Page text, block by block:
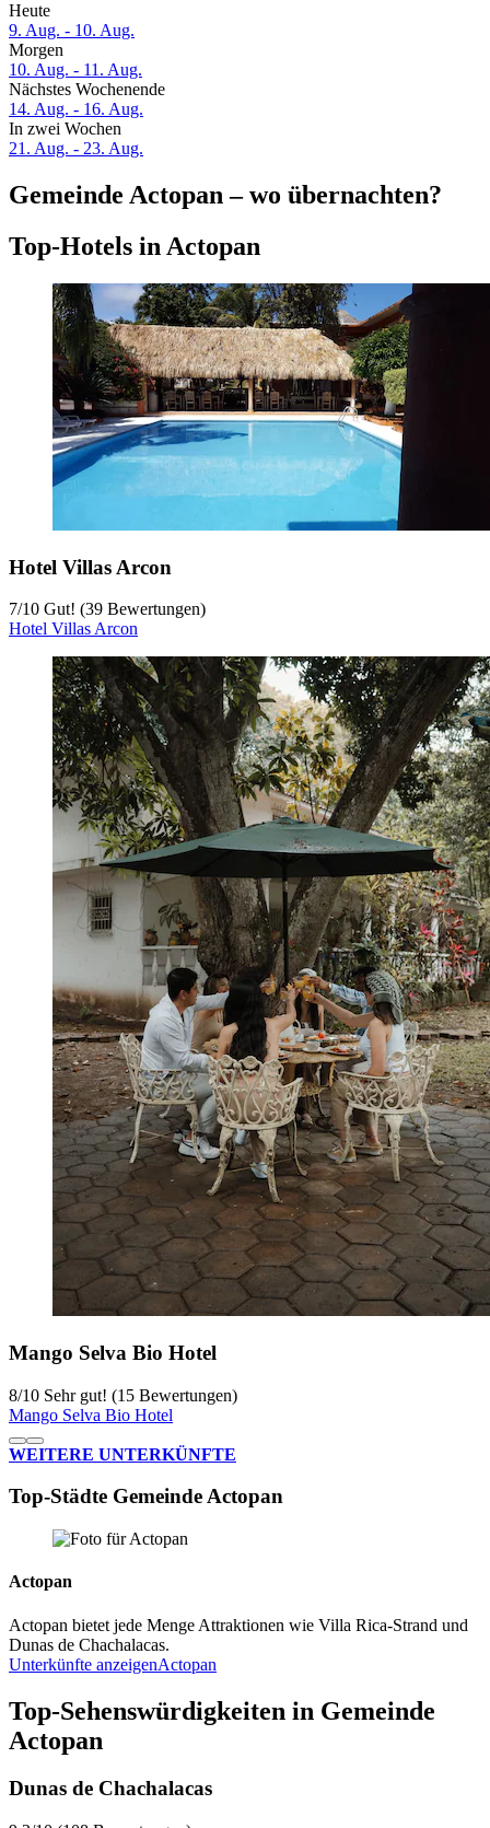
Heute
9. Aug. - 10. Aug.
Morgen
10. Aug. - 11. Aug.
Nächstes Wochenende
14. Aug. - 16. Aug.
In zwei Wochen
21. Aug. - 23. Aug.
Gemeinde Actopan – wo übernachten?
Top-Hotels in Actopan
Hotel Villas Arcon
7/10 Gut! (39 Bewertungen)
Hotel Villas Arcon
Mango Selva Bio Hotel
8/10 Sehr gut! (15 Bewertungen)
Mango Selva Bio Hotel
WEITERE UNTERKÜNFTE
Top-Städte Gemeinde Actopan
Actopan
Actopan bietet jede Menge Attraktionen wie Villa Rica-Strand und
Dunas de Chachalacas.
Unterkünfte anzeigenActopan
Top-Sehenswürdigkeiten in Gemeinde
Actopan
Dunas de Chachalacas